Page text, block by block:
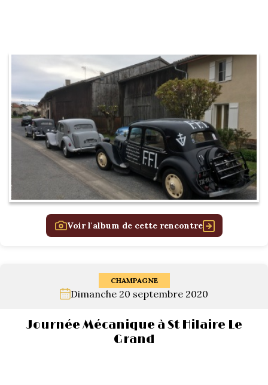
Voir l'album de cette rencontre
CHAMPAGNE
Dimanche 20 septembre 2020
Journée Mécanique à St Hilaire Le
Grand